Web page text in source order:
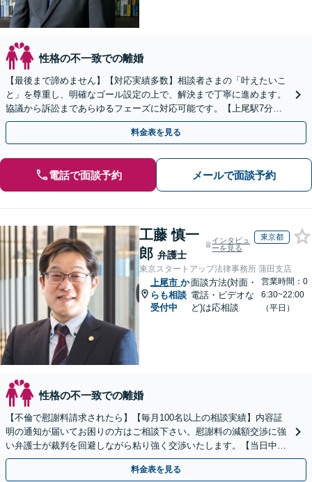
性格の不一致での離婚
【最後まで諦めません】【対応実績多数】相談者さまの「叶えたいこ
と」を尊重し、明確なゴール設定の上で、解決まで丁寧に進めます。
協議から訴訟まであらゆるフェーズに対応可能です。【上尾駅7分】
【お子さま連れの相談可】
料金表を見る
電話で面談予約 メールで面談予約
工藤 慎一
郎 弁護士
インタビュ
ーを見る
東京都
東京スタートアップ法律事務所 蒲田支店
上尾市 か
らも相談
受付中
面談方法(対面・
電話・ビデオな
ど)は応相談
営業時間：0
6:30~22:00
（平日）
性格の不一致での離婚
【不倫で慰謝料請求されたら】【毎月100名以上の相談実績】内容証
明の通知が届いてお困りの方はご相談下さい。慰謝料の減額交渉に強
い弁護士が裁判を回避しながら粘り強く交渉いたします。【当日中の
相談可(予約制)】【関東エリア全域対応】
料金表を見る